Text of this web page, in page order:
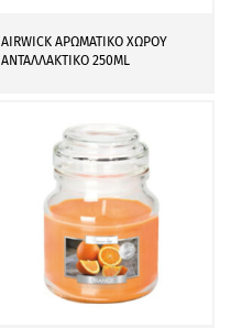
AIRWICK ΑΡΩΜΑΤΙΚΟ ΧΩΡΟΥ
ΑΝΤΑΛΛΑΚΤΙΚΟ 250ML